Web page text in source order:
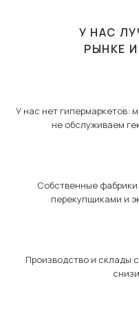
У НАС
РЫНКЕ
У нас нет гипермаркетов:
не обслуживаем
Собственные
перекупщиками и
Производство и склады